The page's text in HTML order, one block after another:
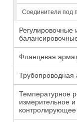
Соединители под
Регулировочные
Фланцевая
Трубопроводная
Температурное
измерительное и